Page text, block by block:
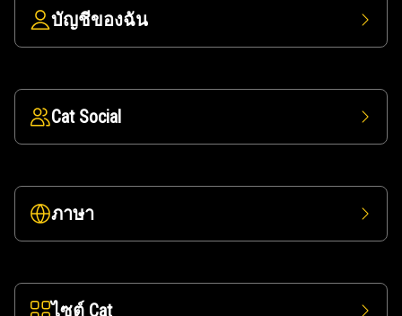
บัญชีของฉัน
Cat Social
ภาษา
ไซต์ Cat